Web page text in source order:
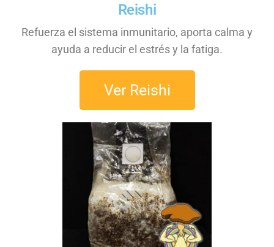
Reishi
Refuerza el sistema inmunitario, aporta calma y
ayuda a reducir el estrés y la fatiga.
Ver Reishi